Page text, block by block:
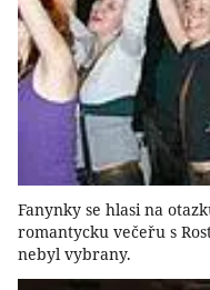
Fanynky se hlasi na
romantycku večeřu s
nebyl vybrany.